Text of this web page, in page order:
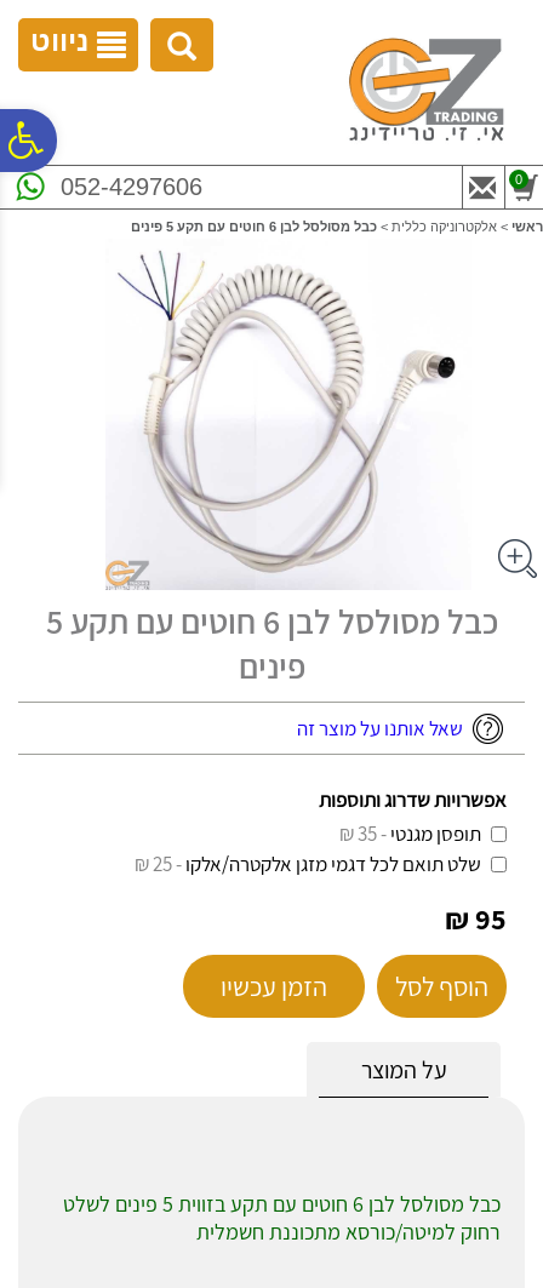
נגישות
ניווט
052-4297606 0
ראשי > אלקטרוניקה כללית > כבל מסולסל לבן 6 חוטים עם תקע 5 פינים
כבל מסולסל לבן 6 חוטים עם תקע 5
פינים
שאל אותנו על מוצר זה
אפשרויות שדרוג ותוספות
תופסן מגנטי- 35 ₪
שלט תואם לכל דגמי מזגן אלקטרה/אלקו- 25 ₪
95 ₪
הוסף לסל הזמן עכשיו
על המוצר
כבל מסולסל לבן 6 חוטים עם תקע בזווית 5 פינים לשלט
רחוק למיטה/כורסא מתכוננת חשמלית